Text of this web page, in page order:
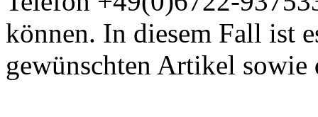
können. In diesem Fall ist
gewünschten Artikel sowie